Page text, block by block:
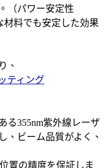
（パワー安定性
料でも安定した効果
、
ティング
る355nm紫外線レーザ
、ビーム品質がよく、
置の精度を保証しま